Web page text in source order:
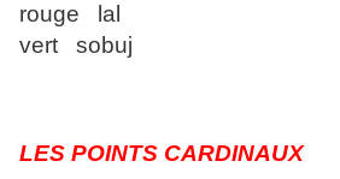
rouge lal
vert sobuj
LES POINTS CARDINAUX